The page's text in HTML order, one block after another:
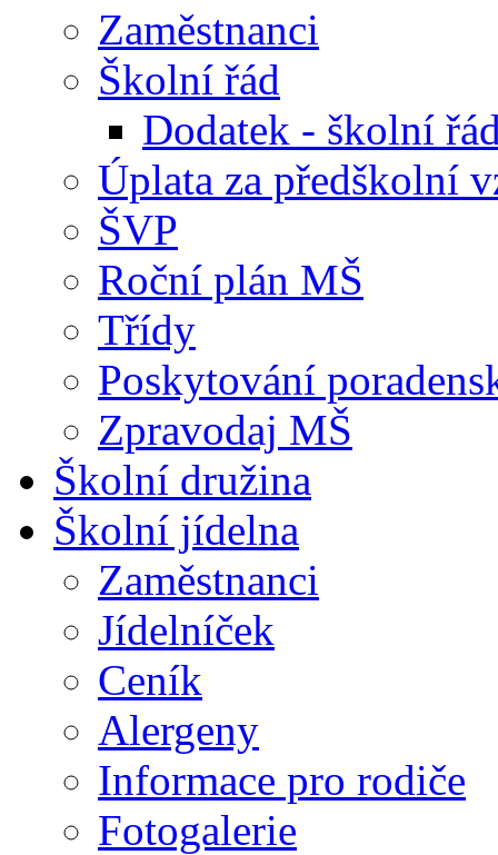
Zaměstnanci
Školní řád
Dodatek - školní
Úplata za předškolní
ŠVP
Roční plán MŠ
Třídy
Poskytování
Zpravodaj MŠ
Školní družina
Školní jídelna
Zaměstnanci
Jídelníček
Ceník
Alergeny
Informace pro rodiče
Fotogalerie